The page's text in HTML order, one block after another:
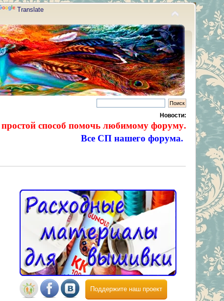
Translate
Новости:
способ помочь любимому форуму.
Все СП нашего форума.
Поддержите наш проект